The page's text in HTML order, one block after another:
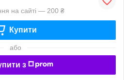
на сайті — 200 ₴
Купити
або
з